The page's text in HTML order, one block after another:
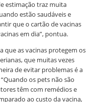
estimação traz muita
estão saudáveis e
que o cartão de vacinas
em dia”, pontua.
que as vacinas protegem os
que muitas vezes
de evitar problemas é a
os pets não são
têm com remédios e
ao custo da vacina,